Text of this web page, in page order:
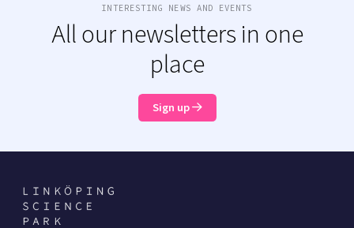
INTERESTING NEWS AND EVENTS
All our newsletters in one
place
Sign up